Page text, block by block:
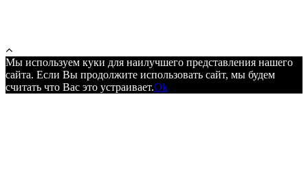
Мы используем куки для наилучшего представления нашего
сайта. Если Вы продолжите использовать сайт, мы будем
считать что Вас это устраивает.Ok